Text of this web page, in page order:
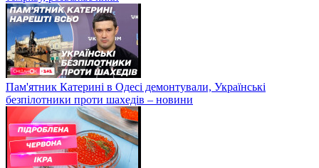
Пам'ятник Катерині в Одесі демонтували, Українські
безпілотники проти шахедів – новини